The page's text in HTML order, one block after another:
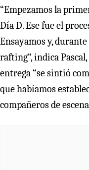
“Empezamos la
Día D. Ese fue el
Ensayamos y,
rafting”, indica
entrega “se sintió
que habíamos
compañeros de